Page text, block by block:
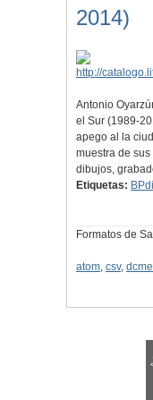
2014)
Antonio
el Sur (1989-
apego al la
muestra de
dibujos,
Etiquetas:
Formatos de
atom, csv,